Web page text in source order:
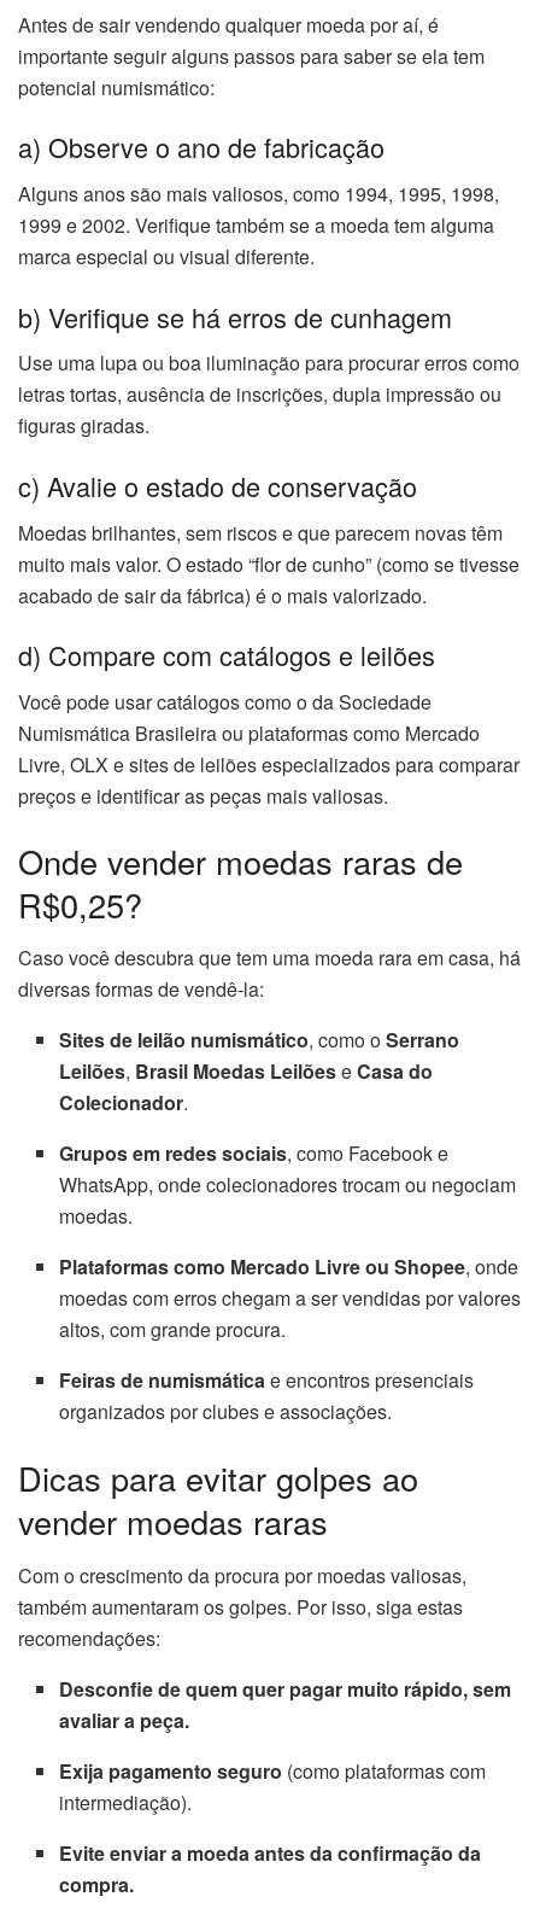
Antes de sair vendendo qualquer moeda por aí, é
importante seguir alguns passos para saber se ela tem
potencial numismático:
a) Observe o ano de fabricação
Alguns anos são mais valiosos, como 1994, 1995, 1998,
1999 e 2002. Verifique também se a moeda tem alguma
marca especial ou visual diferente.
b) Verifique se há erros de cunhagem
Use uma lupa ou boa iluminação para procurar erros como
letras tortas, ausência de inscrições, dupla impressão ou
figuras giradas.
c) Avalie o estado de conservação
Moedas brilhantes, sem riscos e que parecem novas têm
muito mais valor. O estado “flor de cunho” (como se tivesse
acabado de sair da fábrica) é o mais valorizado.
d) Compare com catálogos e leilões
Você pode usar catálogos como o da Sociedade
Numismática Brasileira ou plataformas como Mercado
Livre, OLX e sites de leilões especializados para comparar
preços e identificar as peças mais valiosas.
Onde vender moedas raras de
R$0,25?
Caso você descubra que tem uma moeda rara em casa, há
diversas formas de vendê-la:
Sites de leilão numismático, como oSerrano
Leilões, Brasil Moedas LeilõeseCasa do
Colecionador.
Grupos em redes sociais, como Facebook e
WhatsApp, onde colecionadores trocam ou negociam
moedas.
Plataformas como Mercado Livre ou Shopee, onde
moedas com erros chegam a ser vendidas por valores
altos, com grande procura.
Feiras de numismáticae encontros presenciais
organizados por clubes e associações.
Dicas para evitar golpes ao
vender moedas raras
Com o crescimento da procura por moedas valiosas,
também aumentaram os golpes. Por isso, siga estas
recomendações:
Desconfie de quem quer pagar muito rápido, sem
avaliar a peça.
Exija pagamento seguro (como plataformas com
intermediação).
Evite enviar a moeda antes da confirmação da
compra.